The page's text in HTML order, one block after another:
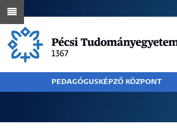
Ugrás
tartalomra
PEDAGÓGUSKÉPZŐ KÖZPONT